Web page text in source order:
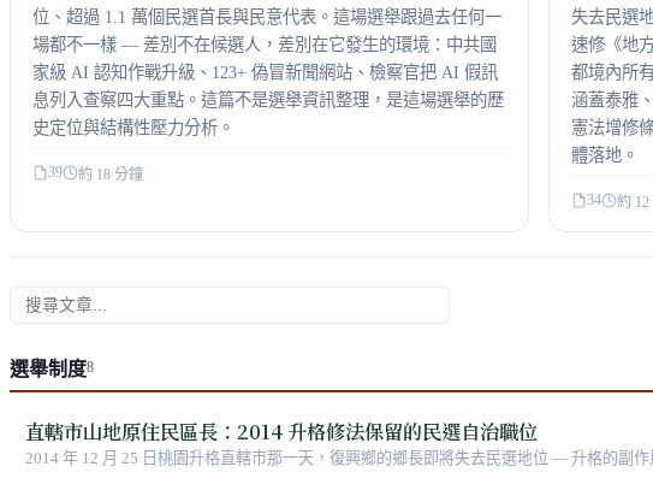
位、超過 1.1 萬個民選首長與民意代表。這場選舉跟過去任何一
場都不一樣 — 差別不在候選人，差別在它發生的環境：中共國
家級 AI 認知作戰升級、123+ 偽冒新聞網站、檢察官把 AI 假訊
息列入查察四大重點。這篇不是選舉資訊整理，是這場選舉的歷
史定位與結構性壓力分析。
39 約 18 分鐘
失去民選
速修《地
都境內所
涵蓋泰雅
憲法增修
體落地。
34 約
搜尋本分類文章
選舉制度8
直轄市山地原住民區長：2014 升格修法保留的民選自治職位
2014 年 12 月 25 日桃園升格直轄市那一天，復興鄉的鄉長即將失去民選地位 — 升格的副